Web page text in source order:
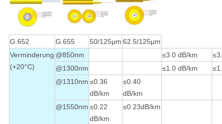
G.652 G.655 50/125μm 62.5/125μm
Verminderung
(+20°C)
@850nm ≤3.0 dB/km
@1300nm
≤1.0 dB/km
@1310nm ≤0.36
dB/km
≤0.40
dB/km
@1550nm ≤0.22
dB/km
≤0.23dB/km